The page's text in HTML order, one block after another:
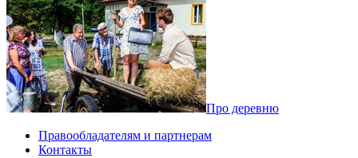
Про деревню
Правообладателям и партнерам
Контакты